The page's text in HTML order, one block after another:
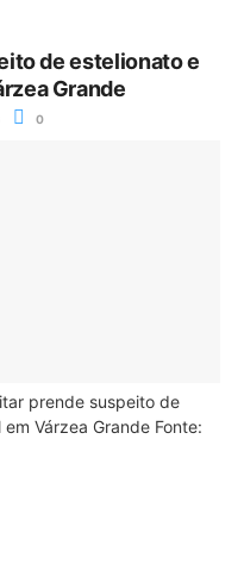
de estelionato e
Grande
0
prende suspeito de
Várzea Grande Fonte: